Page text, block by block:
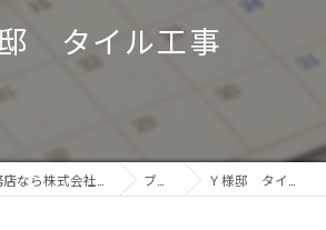
タイル工事
ブログ Ｙ様邸 タイル工事